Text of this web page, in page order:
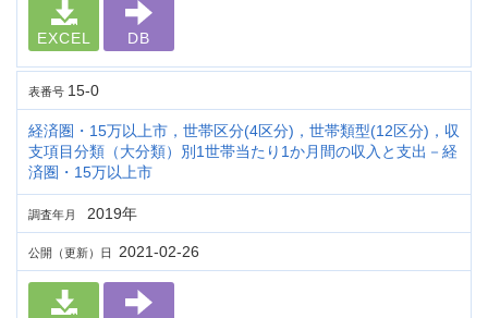
EXCEL DB
表番号 15-0
経済圏・15万以上市，世帯区分(4区分)，世帯類型(12区分)，収
支項目分類（大分類）別1世帯当たり1か月間の収入と支出－経
済圏・15万以上市
調査年月 2019年
公開（更新）日 2021-02-26